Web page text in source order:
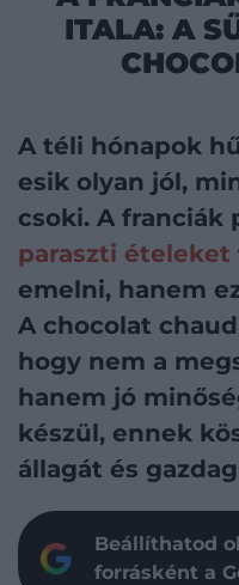
ITALA: A
A téli hónapok
esik olyan jól,
csoki. A franciák
paraszti ételeket
emelni, hanem
A chocolat
hogy nem a
hanem jó
készül, ennek
állagát és
Beállíthatod
forrásként a